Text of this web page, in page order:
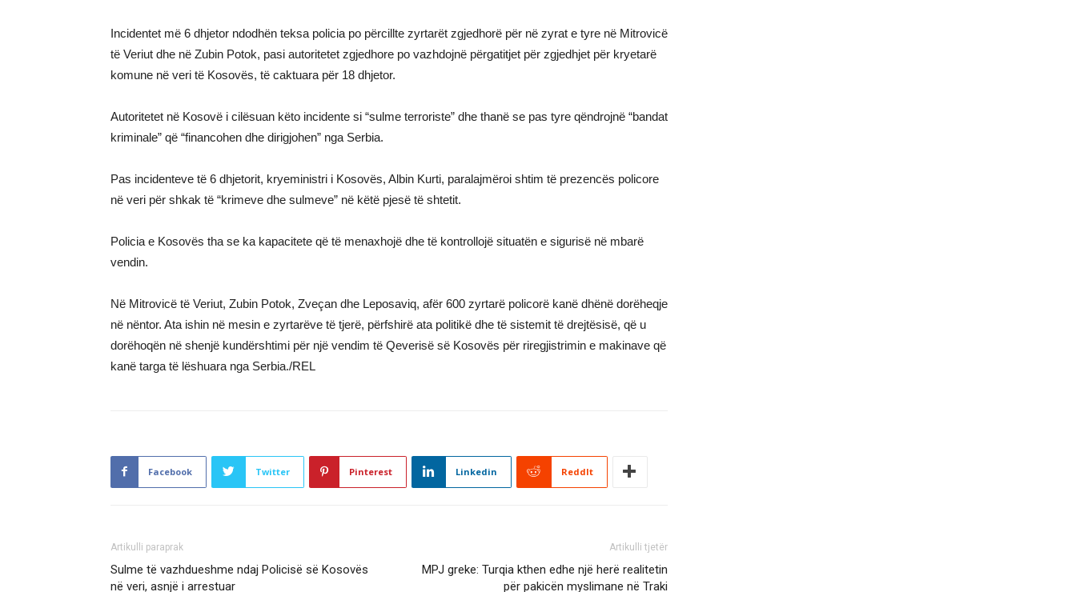
Incidentet më 6 dhjetor ndodhën teksa policia po përcillte zyrtarët zgjedhorë për në zyrat e tyre në Mitrovicë
të Veriut dhe në Zubin Potok, pasi autoritetet zgjedhore po vazhdojnë përgatitjet për zgjedhjet për kryetarë
komune në veri të Kosovës, të caktuara për 18 dhjetor.
Autoritetet në Kosovë i cilësuan këto incidente si “sulme terroriste” dhe thanë se pas tyre qëndrojnë “bandat
kriminale” që “financohen dhe dirigjohen” nga Serbia.
Pas incidenteve të 6 dhjetorit, kryeministri i Kosovës, Albin Kurti, paralajmëroi shtim të prezencës policore
në veri për shkak të “krimeve dhe sulmeve” në këtë pjesë të shtetit.
Policia e Kosovës tha se ka kapacitete që të menaxhojë dhe të kontrollojë situatën e sigurisë në mbarë
vendin.
Në Mitrovicë të Veriut, Zubin Potok, Zveçan dhe Leposaviq, afër 600 zyrtarë policorë kanë dhënë dorëheqje
në nëntor. Ata ishin në mesin e zyrtarëve të tjerë, përfshirë ata politikë dhe të sistemit të drejtësisë, që u
dorëhoqën në shenjë kundërshtimi për një vendim të Qeverisë së Kosovës për riregjistrimin e makinave që
kanë targa të lëshuara nga Serbia./REL
Facebook Twitter Pinterest Linkedin ReddIt
Artikulli paraprak
Sulme të vazhdueshme ndaj Policisë së Kosovës
në veri, asnjë i arrestuar
Artikulli tjetër
MPJ greke: Turqia kthen edhe një herë realitetin
për pakicën myslimane në Traki